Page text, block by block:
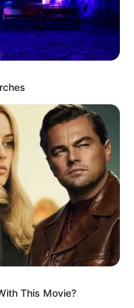
This Movie?